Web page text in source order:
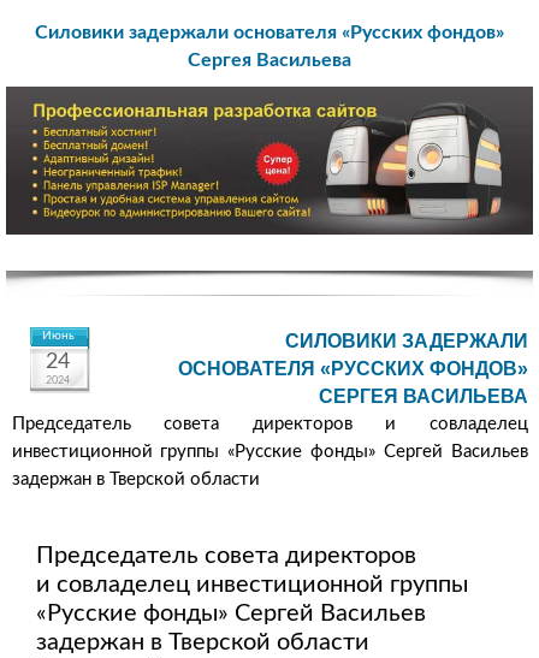
Силовики задержали основателя «Русских фондов»
Сергея Васильева
Июнь
24
2024
СИЛОВИКИ ЗАДЕРЖАЛИ
ОСНОВАТЕЛЯ «РУССКИХ ФОНДОВ»
СЕРГЕЯ ВАСИЛЬЕВА
Председатель совета директоров и совладелец
инвестиционной группы «Русские фонды» Сергей Васильев
задержан в Тверской области
Председатель совета директоров
и совладелец инвестиционной группы
«Русские фонды» Сергей Васильев
задержан в Тверской области